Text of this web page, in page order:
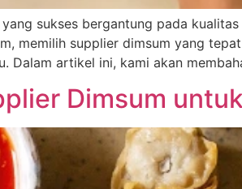
sukses bergantung pada
memilih supplier dimsum yang
Dalam artikel ini, kami akan
Dimsum